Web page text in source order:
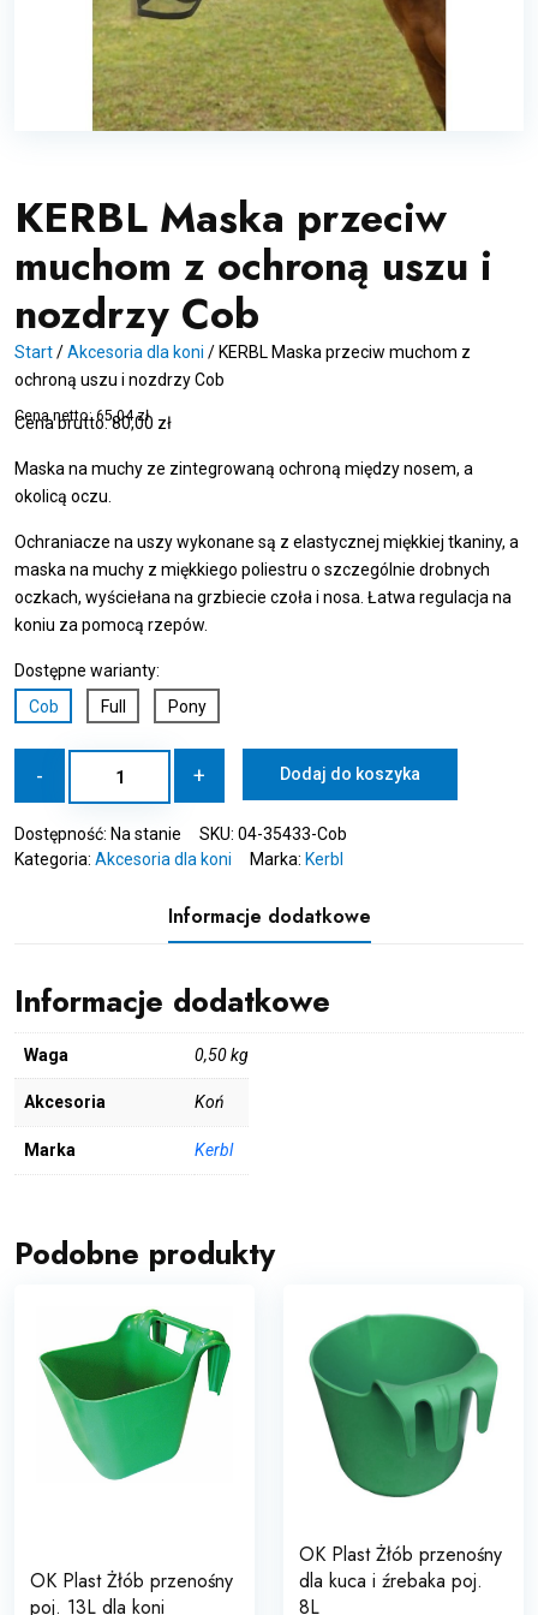
KERBL Maska przeciw
muchom z ochroną uszu i
nozdrzy Cob
Start/Akcesoria dla koni / KERBL Maska przeciw muchom z
ochroną uszu i nozdrzy Cob
Cena netto:65,04zł
Cena brutto:80,00 zł
Maska na muchy ze zintegrowaną ochroną między nosem, a
okolicą oczu.
Ochraniacze na uszy wykonane są z elastycznej miękkiej tkaniny, a
maska ​​na muchy z miękkiego poliestru o szczególnie drobnych
oczkach, wyściełana na grzbiecie czoła i nosa. Łatwa regulacja na
koniu za pomocą rzepów.
Dostępne warianty:
Cob
Full Pony
-
Maska
przeciw
muchom
Cob
+ Dodaj do koszyka
Dostępność: Na stanie SKU: 04-35433-Cob
Kategoria: Akcesoria dla koni Marka: Kerbl
Informacje dodatkowe
Informacje dodatkowe
Waga 0,50 kg
Akcesoria Koń
Marka Kerbl
Podobne produkty
OK Plast Żłób przenośny
poj. 13L dla koni
OK Plast Żłób przenośny
dla kuca i źrebaka poj.
8L